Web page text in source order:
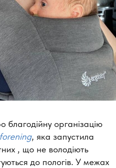
благодійну організацію
, яка запустила
, що не володіють
до пологів. У межах